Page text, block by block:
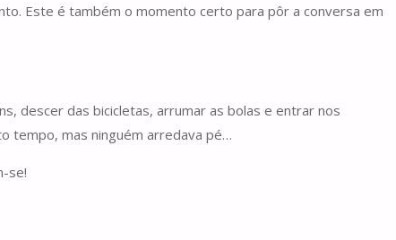
Este é também o momento certo para pôr a conversa em
descer das bicicletas, arrumar as bolas e entrar nos
tempo, mas ninguém arredava pé…
se!